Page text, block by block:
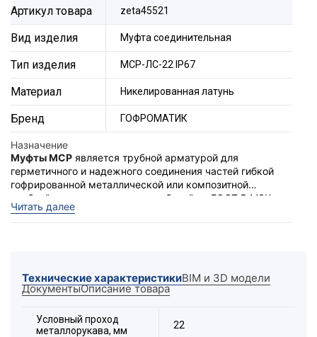
Артикул товара zeta45521
Вид изделия Муфта соединительная
Тип изделия МСР-ЛС-22 IP67
Материал Никелированная латунь
Бренд ГОФРОМАТИК
Назначение
Муфты МСР является трубной арматурой для
герметичного и надежного соединения частей гибкой
гофрированной металлической или композитной
трубной системы прокладки кабелей по ГОСТ Р МЭК
61386.1-2014 (то есть для соединения между собой
частей металлорукавов типов МРПИ, МПГ, ШЭМ, РЗ-
Читать далее
Технические характеристикиBIM и 3D модели
ДокументыОписание товара
Условный проход
металлорукава, мм
22